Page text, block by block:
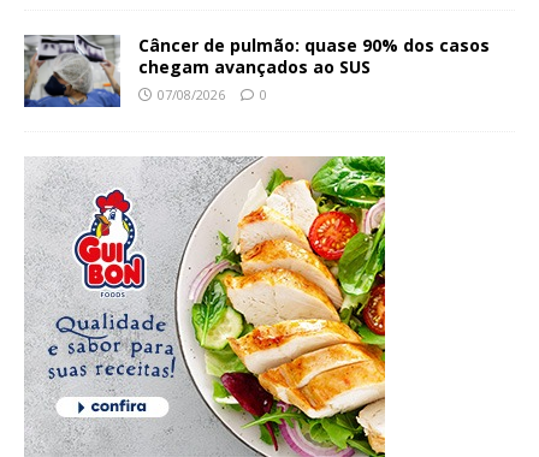
Câncer de pulmão: quase 90% dos casos
chegam avançados ao SUS
07/08/2026 0